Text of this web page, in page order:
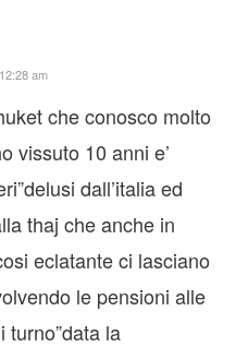
am
che conosco molto
vissuto 10 anni e’
dall’italia ed
thaj che anche in
eclatante ci lasciano
le pensioni alle
turno”data la